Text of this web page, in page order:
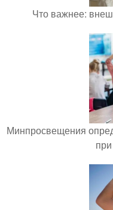
Что важнее:
Минпросвещения